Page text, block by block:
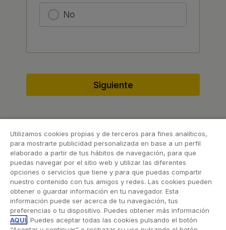
No
Resumen de compra
RACC bici
Precio: 52,00€
Utilizamos cookies propias y de terceros para fines analíticos,
para mostrarte publicidad personalizada en base a un perfil
elaborado a partir de tus hábitos de navegación, para que
puedas navegar por el sitio web y utilizar las diferentes
opciones o servicios que tiene y para que puedas compartir
nuestro contenido con tus amigos y redes. Las cookies pueden
obtener o guardar información en tu navegador. Esta
información puede ser acerca de tu navegación, tus
preferencias o tu dispositivo. Puedes obtener más información
AQUÍ. Puedes aceptar todas las cookies pulsando el botón